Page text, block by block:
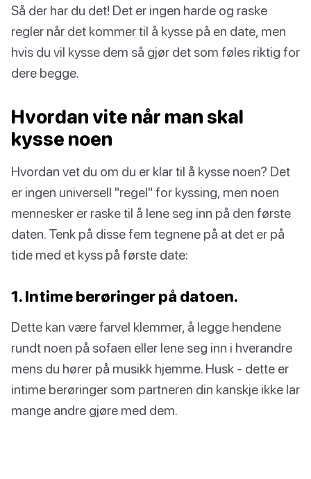
Så der har du det! Det er ingen harde og raske
regler når det kommer til å kysse på en date, men
hvis du vil kysse dem så gjør det som føles riktig for
dere begge.
Hvordan vite når man skal
kysse noen
Hvordan vet du om du er klar til å kysse noen? Det
er ingen universell "regel" for kyssing, men noen
mennesker er raske til å lene seg inn på den første
daten. Tenk på disse fem tegnene på at det er på
tide med et kyss på første date:
1. Intime berøringer på datoen.
Dette kan være farvel klemmer, å legge hendene
rundt noen på sofaen eller lene seg inn i hverandre
mens du hører på musikk hjemme. Husk - dette er
intime berøringer som partneren din kanskje ikke lar
mange andre gjøre med dem.